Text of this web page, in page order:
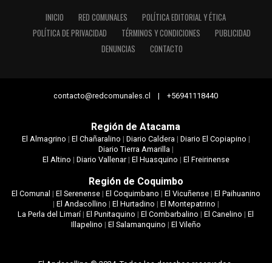
INICIO RED COMUNALES
POLÍTICA EDITORIAL Y ÉTICA
POLÍTICA DE PRIVACIDAD
TÉRMINOS Y CONDICIONES
PUBLICIDAD
DENUNCIAS
CONTACTO
contacto@redcomunales.cl | +56941118440
Región de Atacama
El Almagrino | El Chañaralino | Diario Caldera| Diario El Copiapino |
Diario Tierra Amarilla|
El Altino | Diario Vallenar| El Huasquino | El Freirinense
Región de Coquimbo
El Comunal | El Serenense| El Coquimbano | El Vicuñense| El Paihuanino
| El Andacollino | El Hurtadino | El Montepatrino |
La Perla del Limarí|El Punitaquino |El Combarbalino |El Canelino |El
Illapelino | El Salamanquino | El Vileño